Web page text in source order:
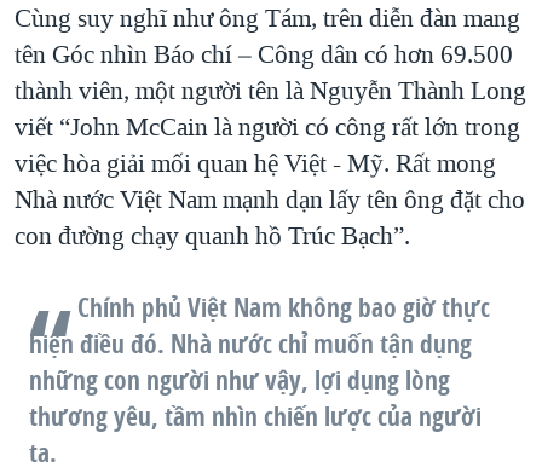
Cùng suy nghĩ như ông Tám, trên diễn đàn mang
tên Góc nhìn Báo chí – Công dân có hơn 69.500
thành viên, một người tên là Nguyễn Thành Long
viết “John McCain là người có công rất lớn trong
việc hòa giải mối quan hệ Việt - Mỹ. Rất mong
Nhà nước Việt Nam mạnh dạn lấy tên ông đặt cho
con đường chạy quanh hồ Trúc Bạch”.
Chính phủ Việt Nam không bao giờ thực
hiện điều đó. Nhà nước chỉ muốn tận dụng
những con người như vậy, lợi dụng lòng
thương yêu, tầm nhìn chiến lược của người
ta.